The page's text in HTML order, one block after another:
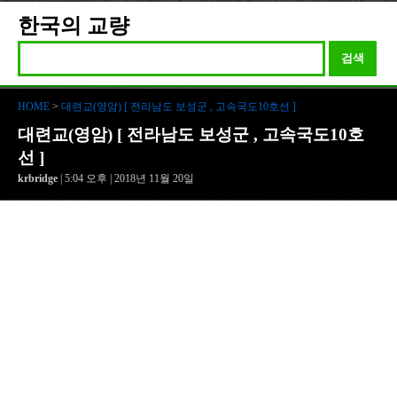
한국의 교량
검색
HOME > 대련교(영암) [ 전라남도 보성군 , 고속국도10호선 ]
대련교(영암) [ 전라남도 보성군 , 고속국도10호
선 ]
krbridge | 5:04 오후 | 2018년 11월 20일